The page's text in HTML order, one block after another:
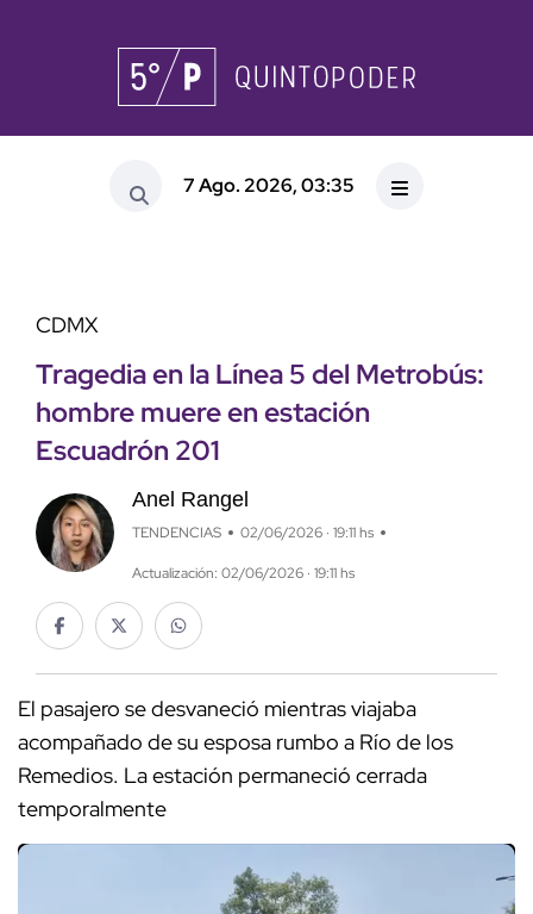
7 Ago. 2026, 03:35
CDMX
Tragedia en la Línea 5 del Metrobús:
hombre muere en estación
Escuadrón 201
Anel Rangel
TENDENCIAS 02/06/2026 · 19:11 hs
Actualización: 02/06/2026 · 19:11 hs
El pasajero se desvaneció mientras viajaba
acompañado de su esposa rumbo a Río de los
Remedios. La estación permaneció cerrada
temporalmente